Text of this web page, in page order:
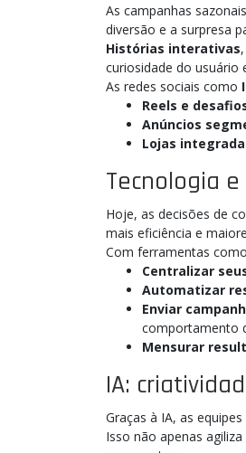
As campanhas
diversão e a surpresa
Histórias interativas,
curiosidade do usuário
As redes sociais como
Reels e
Anúncios
Lojas
Tecnologia
Hoje, as decisões de
mais eficiência e
Com ferramentas
Centralizar
Automatizar
Enviar
comportamento
Mensurar
IA:
Graças à IA, as
Isso não apenas